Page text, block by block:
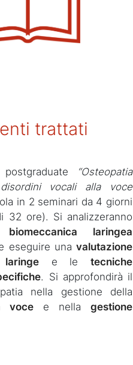
trattati
“Osteopatia
vocali alla voce
in 2 seminari da 4 giorni
32 ore). Si analizzeranno
laringea
eseguire una valutazione
e letecniche
. Si approfondirà il
nella gestione della
voce e nella gestione